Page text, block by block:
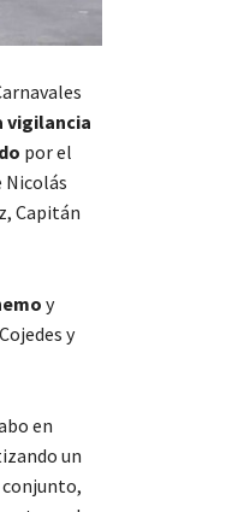
vigilancia
por el
Nicolás
Capitán
y
y
en
un
conjunto,